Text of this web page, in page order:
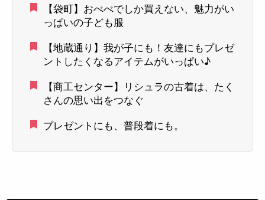
【袋町】おべべでしか買えない、魅力がい
っぱいの子ども服
【地蔵通り】我が子にも！友達にもプレゼ
ントしたくなるアイテムがいっぱい♪
【商工センター】リシュラの古着は、たく
さんの思い出をつなぐ
プレゼントにも、普段着にも。